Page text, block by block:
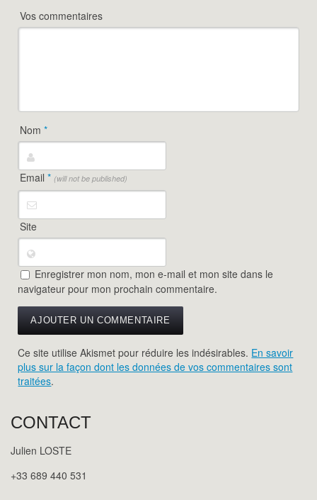
Vos commentaires
Nom*
Email* (will not be published)
Site
Enregistrer mon nom, mon e-mail et mon site dans le
navigateur pour mon prochain commentaire.
Ce site utilise Akismet pour réduire les indésirables. En savoir
plus sur la façon dont les données de vos commentaires sont
traitées.
CONTACT
Julien LOSTE
+33 689 440 531